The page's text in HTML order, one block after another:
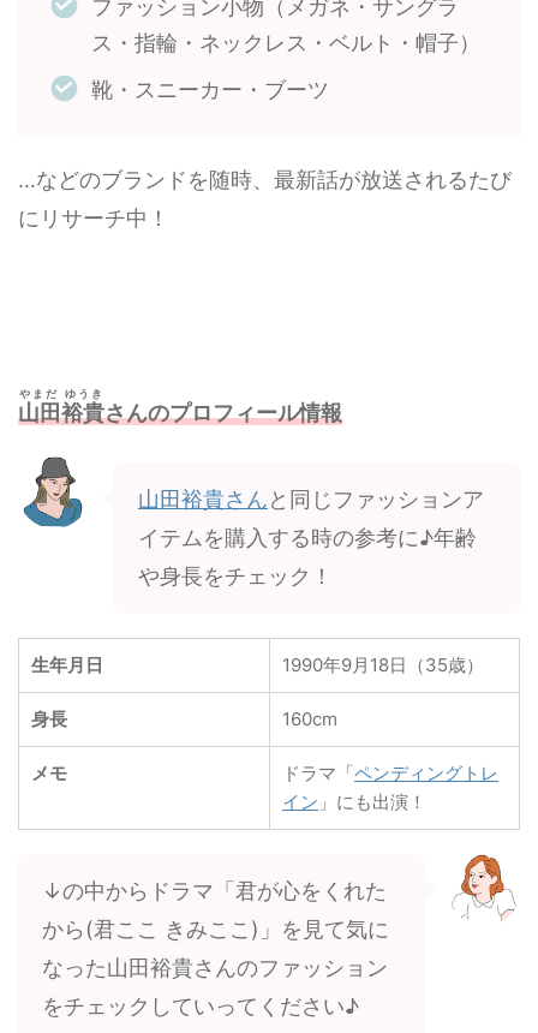
ファッション小物（メガネ・サングラ
ス・指輪・ネックレス・ベルト・帽子）
靴・スニーカー・ブーツ
…などのブランドを随時、最新話が放送されるたび
にリサーチ中！
山田裕貴
やまだ ゆうき
さんのプロフィール情報
山田裕貴さんと同じファッションア
イテムを購入する時の参考に♪年齢
や身長をチェック！
生年月日 1990年9月18日（35歳）
身長 160cm
メモ ドラマ「ペンディングトレ
イン 」にも出演！
↓の中からドラマ「君が心をくれた
から(君ここ きみここ)」を見て気に
なった山田裕貴さんのファッション
をチェックしていってください♪